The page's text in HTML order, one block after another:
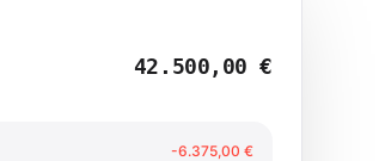
42.500,00 €
-6.375,00 €